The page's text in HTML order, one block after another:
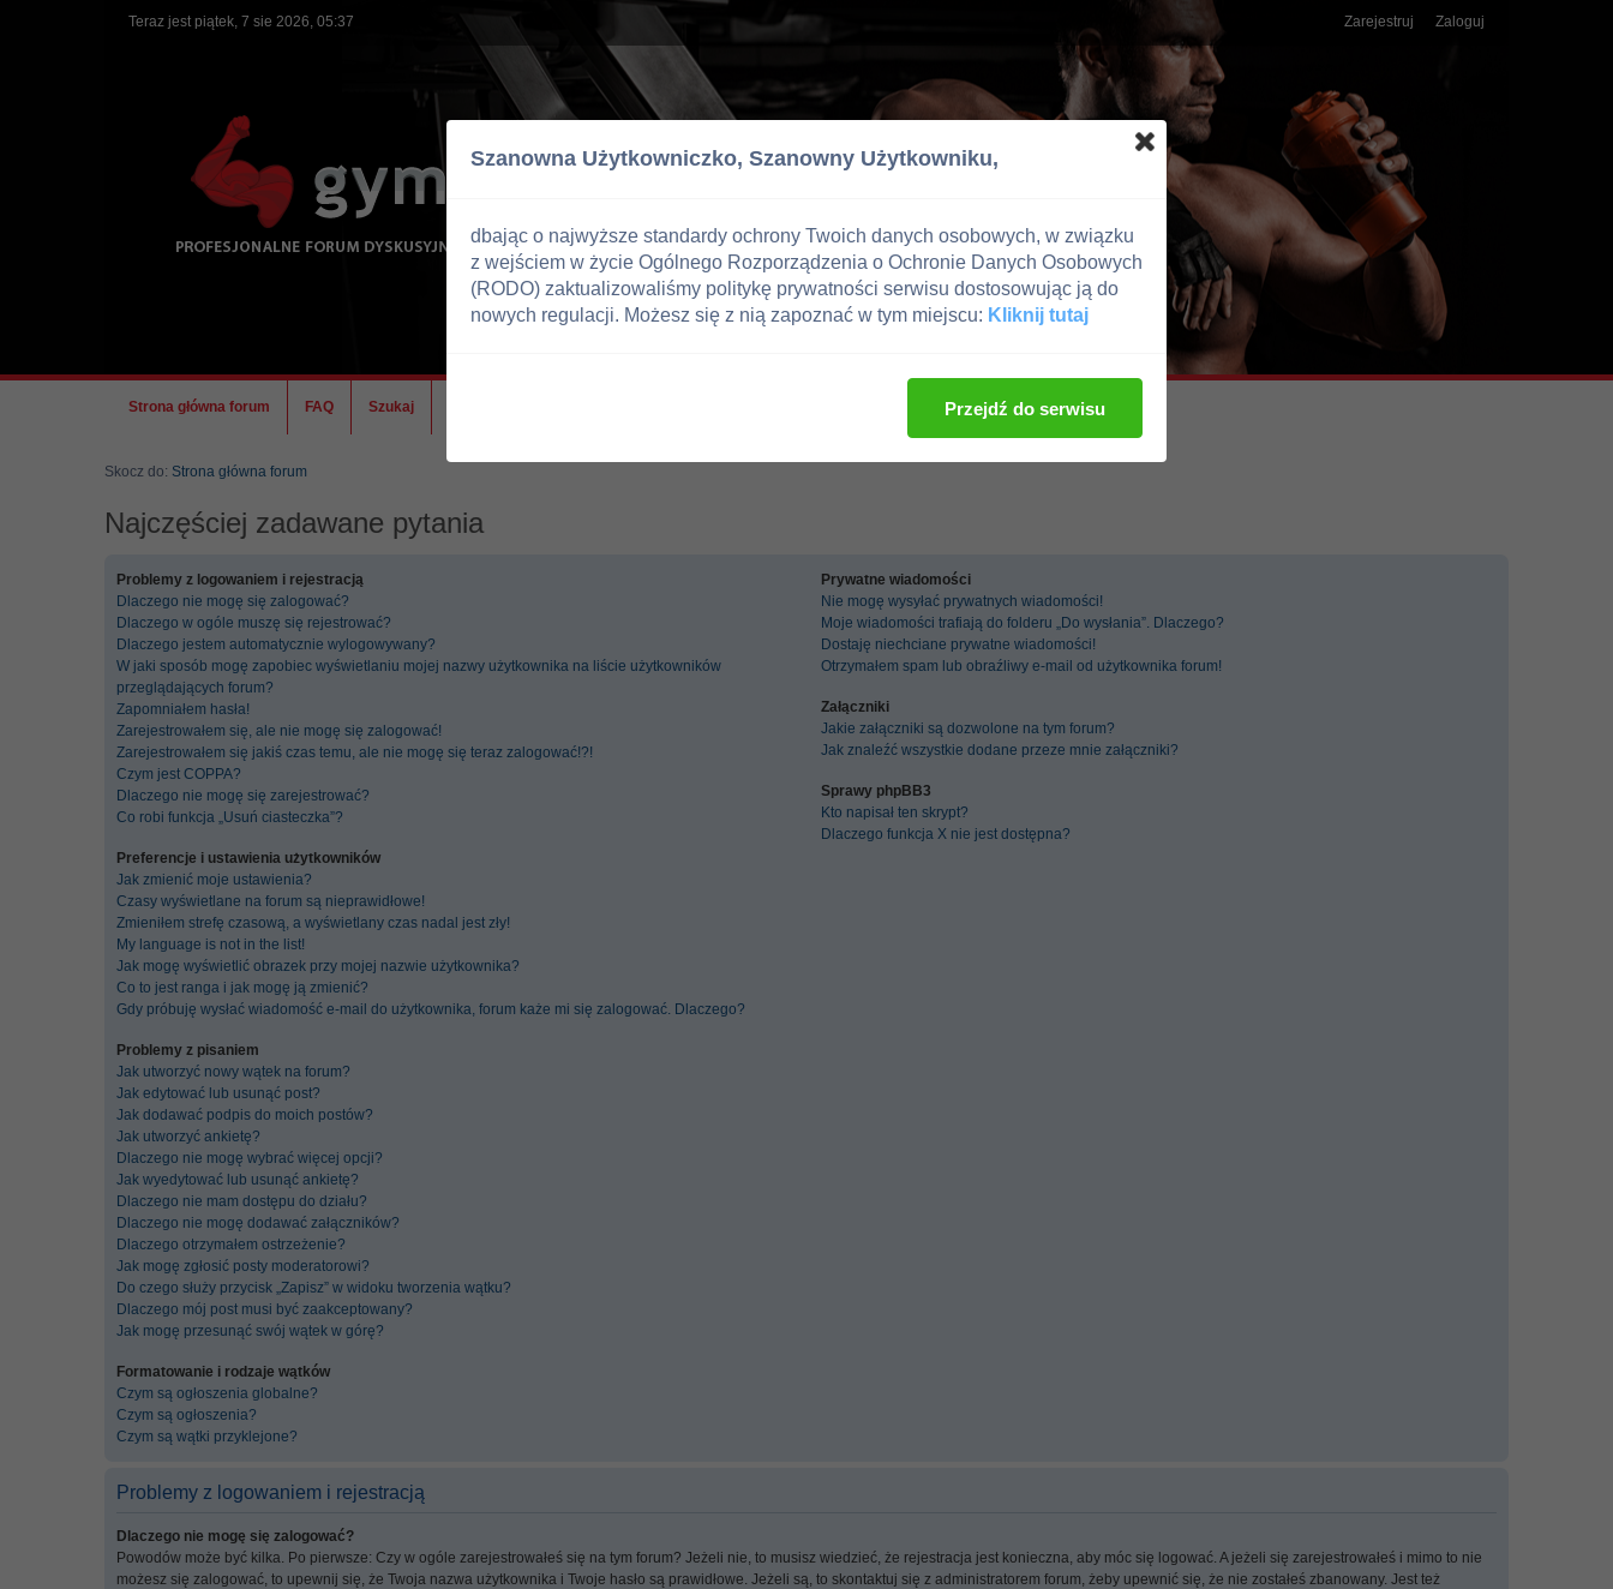
Teraz jest piątek, 7 sie 2026, 05:37 Zarejestruj Zaloguj
Strona główna forum FAQ Szukaj
Skocz do: Strona główna forum
Najczęściej zadawane pytania
Problemy z logowaniem i rejestracją
Dlaczego nie mogę się zalogować?
Dlaczego w ogóle muszę się rejestrować?
Dlaczego jestem automatycznie wylogowywany?
W jaki sposób mogę zapobiec wyświetlaniu mojej nazwy użytkownika na liście użytkowników
przeglądających forum?
Zapomniałem hasła!
Zarejestrowałem się, ale nie mogę się zalogować!
Zarejestrowałem się jakiś czas temu, ale nie mogę się teraz zalogować!?!
Czym jest COPPA?
Dlaczego nie mogę się zarejestrować?
Co robi funkcja „Usuń ciasteczka”?
Preferencje i ustawienia użytkowników
Jak zmienić moje ustawienia?
Czasy wyświetlane na forum są nieprawidłowe!
Zmieniłem strefę czasową, a wyświetlany czas nadal jest zły!
My language is not in the list!
Jak mogę wyświetlić obrazek przy mojej nazwie użytkownika?
Co to jest ranga i jak mogę ją zmienić?
Gdy próbuję wysłać wiadomość e-mail do użytkownika, forum każe mi się zalogować. Dlaczego?
Problemy z pisaniem
Jak utworzyć nowy wątek na forum?
Jak edytować lub usunąć post?
Jak dodawać podpis do moich postów?
Jak utworzyć ankietę?
Dlaczego nie mogę wybrać więcej opcji?
Jak wyedytować lub usunąć ankietę?
Dlaczego nie mam dostępu do działu?
Dlaczego nie mogę dodawać załączników?
Dlaczego otrzymałem ostrzeżenie?
Jak mogę zgłosić posty moderatorowi?
Do czego służy przycisk „Zapisz” w widoku tworzenia wątku?
Dlaczego mój post musi być zaakceptowany?
Jak mogę przesunąć swój wątek w górę?
Formatowanie i rodzaje wątków
Czym są ogłoszenia globalne?
Czym są ogłoszenia?
Czym są wątki przyklejone?
Prywatne wiadomości
Nie mogę wysyłać prywatnych wiadomości!
Moje wiadomości trafiają do folderu „Do wysłania”. Dlaczego?
Dostaję niechciane prywatne wiadomości!
Otrzymałem spam lub obraźliwy e-mail od użytkownika forum!
Załączniki
Jakie załączniki są dozwolone na tym forum?
Jak znaleźć wszystkie dodane przeze mnie załączniki?
Sprawy phpBB3
Kto napisał ten skrypt?
Dlaczego funkcja X nie jest dostępna?
Problemy z logowaniem i rejestracją
Dlaczego nie mogę się zalogować?
Powodów może być kilka. Po pierwsze: Czy w ogóle zarejestrowałeś się na tym forum? Jeżeli nie, to musisz wiedzieć, że rejestracja jest konieczna, aby móc się logować. A jeżeli się zarejestrowałeś i mimo to nie
możesz się zalogować, to upewnij się, że Twoja nazwa użytkownika i Twoje hasło są prawidłowe. Jeżeli są, to skontaktuj się z administratorem forum, żeby upewnić się, że nie zostałeś zbanowany. Jest też
Szanowna Użytkowniczko, Szanowny Użytkowniku,
dbając o najwyższe standardy ochrony Twoich danych osobowych, w związku
z wejściem w życie Ogólnego Rozporządzenia o Ochronie Danych Osobowych
(RODO) zaktualizowaliśmy politykę prywatności serwisu dostosowując ją do
nowych regulacji. Możesz się z nią zapoznać w tym miejscu: Kliknij tutaj
Przejdź do serwisu